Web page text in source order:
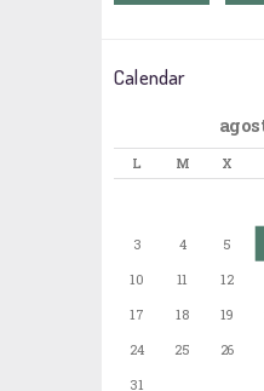
Calendar
L M X
3
4 5
10
11 12
17
18 19
24
25 26
31